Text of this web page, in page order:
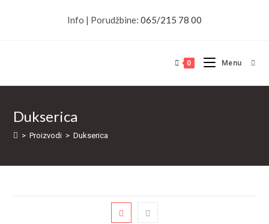
Info | Porudžbine: 065/215 78 00
0 Menu
Dukserica
> Proizvodi > Dukserica